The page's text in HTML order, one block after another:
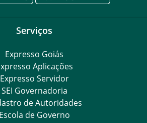
Serviços
Expresso Goiás
Aplicações
Expresso Servidor
SEI Governadoria
de Autoridades
Escola de Governo